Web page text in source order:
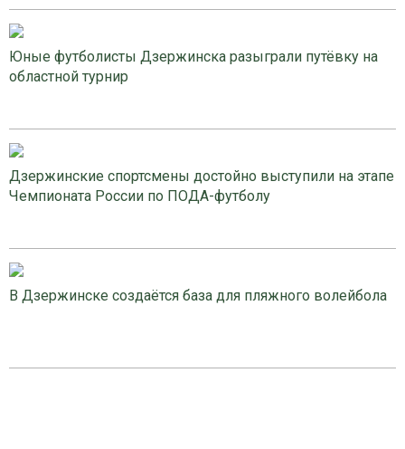
Юные футболисты Дзержинска разыграли путёвку на
областной турнир
Дзержинские спортсмены достойно выступили на этапе
Чемпионата России по ПОДА-футболу
В Дзержинске создаётся база для пляжного волейбола